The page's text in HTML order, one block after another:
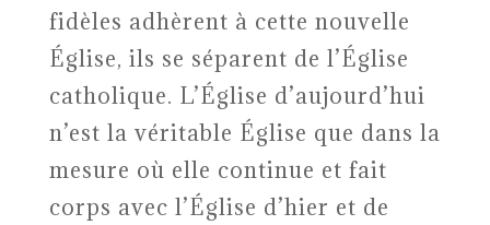
fidèles adhèrent à cette nouvelle
Église, ils se séparent de l’Église
catholique. L’Église d’aujourd’hui
n’est la véritable Église que dans la
mesure où elle continue et fait
corps avec l’Église d’hier et de